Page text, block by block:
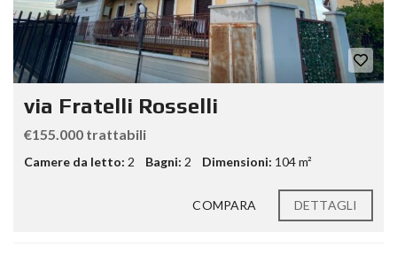
via Fratelli Rosselli
€155.000 trattabili
Camere da letto: 2 Bagni: 2 Dimensioni: 104 m²
COMPARA DETTAGLI